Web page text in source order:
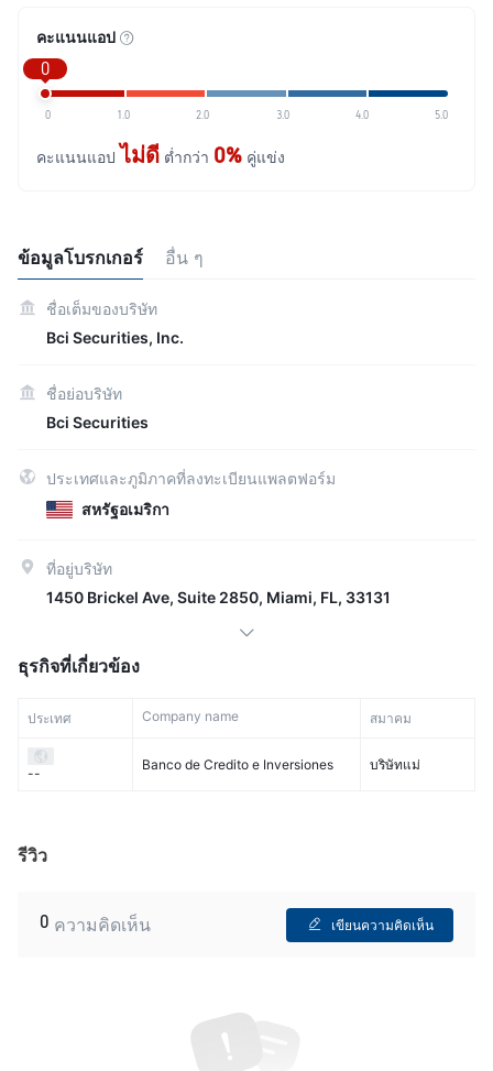
คะแนนแอป
0
0 1.0 2.0 3.0 4.0 5.0
คะแนนแอป ไม่ดี ต่ำกว่า 0% คู่แข่ง
ข้อมูลโบรกเกอร์ อื่น ๆ
ชื่อเต็มของบริษัท
Bci Securities, Inc.
ชื่อย่อบริษัท
Bci Securities
ประเทศและภูมิภาคที่ลงทะเบียนแพลตฟอร์ม
สหรัฐอเมริกา
ที่อยู่บริษัท
1450 Brickel Ave, Suite 2850, Miami, FL, 33131
ธุรกิจที่เกี่ยวข้อง
ประเทศ Company name สมาคม
--
Banco de Credito e Inversiones บริษัทแม่
รีวิว
0 ความคิดเห็น เขียนความคิดเห็น